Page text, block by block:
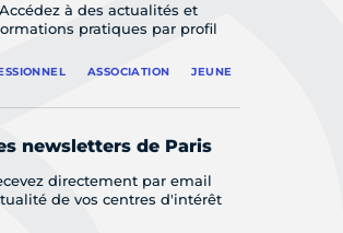
Accédez à des actualités et
pratiques par profil
ASSOCIATION JEUNE
newsletters de Paris
directement par email
de vos centres d'intérêt